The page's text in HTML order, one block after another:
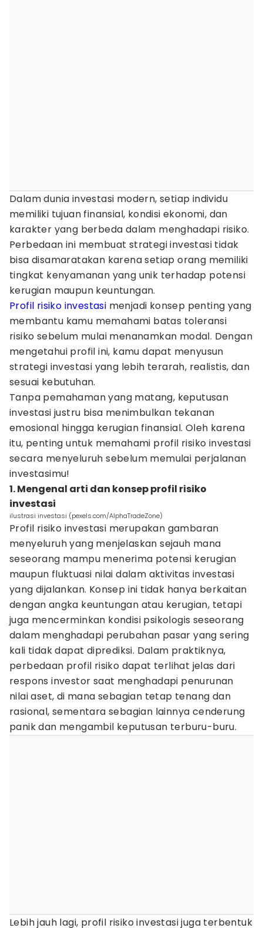
Dalam dunia investasi modern, setiap individu
memiliki tujuan finansial, kondisi ekonomi, dan
karakter yang berbeda dalam menghadapi risiko.
Perbedaan ini membuat strategi investasi tidak
bisa disamaratakan karena setiap orang memiliki
tingkat kenyamanan yang unik terhadap potensi
kerugian maupun keuntungan.
Profil risiko investasi menjadi konsep penting yang
membantu kamu memahami batas toleransi
risiko sebelum mulai menanamkan modal. Dengan
mengetahui profil ini, kamu dapat menyusun
strategi investasi yang lebih terarah, realistis, dan
sesuai kebutuhan.
Tanpa pemahaman yang matang, keputusan
investasi justru bisa menimbulkan tekanan
emosional hingga kerugian finansial. Oleh karena
itu, penting untuk memahami profil risiko investasi
secara menyeluruh sebelum memulai perjalanan
investasimu!
1. Mengenal arti dan konsep profil risiko
investasi
ilustrasi investasi (pexels.com/AlphaTradeZone)
Profil risiko investasi merupakan gambaran
menyeluruh yang menjelaskan sejauh mana
seseorang mampu menerima potensi kerugian
maupun fluktuasi nilai dalam aktivitas investasi
yang dijalankan. Konsep ini tidak hanya berkaitan
dengan angka keuntungan atau kerugian, tetapi
juga mencerminkan kondisi psikologis seseorang
dalam menghadapi perubahan pasar yang sering
kali tidak dapat diprediksi. Dalam praktiknya,
perbedaan profil risiko dapat terlihat jelas dari
respons investor saat menghadapi penurunan
nilai aset, di mana sebagian tetap tenang dan
rasional, sementara sebagian lainnya cenderung
panik dan mengambil keputusan terburu-buru.
Lebih jauh lagi, profil risiko investasi juga terbentuk